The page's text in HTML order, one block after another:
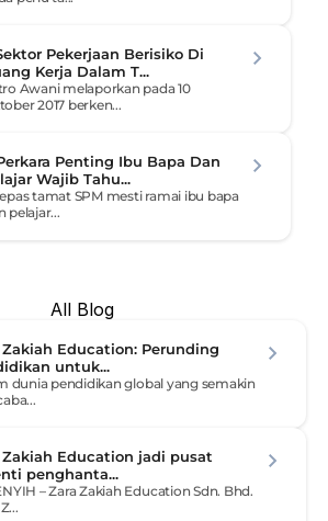
Pekerjaan Berisiko Di
Kerja Dalam T...
Awani melaporkan pada 10
2017 berken...
Penting Ibu Bapa Dan
Wajib Tahu...
tamat SPM mesti ramai ibu bapa
pelajar...
All Blog
Zakiah Education: Perunding
untuk...
dunia pendidikan global yang semakin
Zakiah Education jadi pusat
penghanta...
– Zara Zakiah Education Sdn. Bhd.